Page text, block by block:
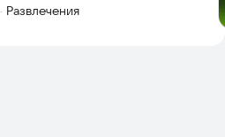
· Развлечения